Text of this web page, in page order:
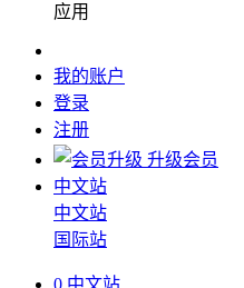
应用
我的账户
登录
注册
升级会员
中文站
中文站
国际站